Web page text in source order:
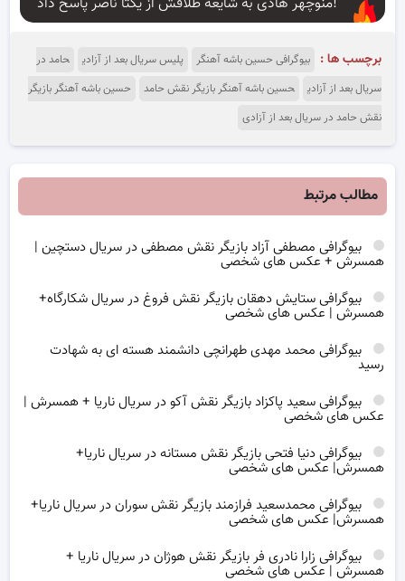
برچسب ها : بیوگرافی حسین باشه آهنگر پلیس سریال بعد از آزادی
حامد در
سریال بعد از آزادی
حسین باشه آهنگر بازیگر نقش حامد
حسین باشه آهنگر بازیگر
نقش حامد در سریال بعد از آزادی
مطالب مرتبط
بیوگرافی مصطفی آزاد بازیگر نقش مصطفی در سریال دستچین |
همسرش + عکس های شخصی
بیوگرافی ستایش دهقان بازیگر نقش فروغ در سریال شکارگاه+
همسرش | عکس های شخصی
بیوگرافی محمد مهدی طهرانچی دانشمند هسته ای به شهادت
رسید
بیوگرافی سعید پاکزاد بازیگر نقش آکو در سریال ناریا + همسرش |
عکس های شخصی
بیوگرافی دنیا فتحی بازیگر نقش مستانه در سریال ناریا+
همسرش| عکس های شخصی
بیوگرافی محمدسعید فرازمند بازیگر نقش سوران در سریال ناریا+
همسرش| عکس های شخصی
بیوگرافی زارا نادری فر بازیگر نقش هوژان در سریال ناریا +
همسرش | عکس های شخصی